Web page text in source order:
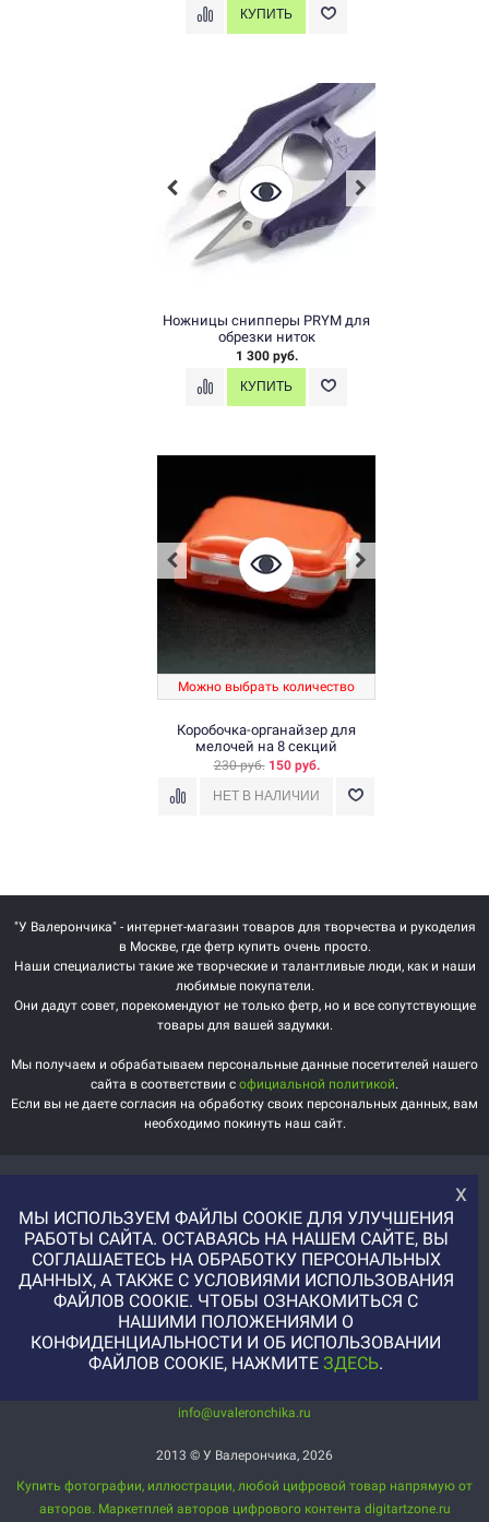
Ножницы снипперы PRYM для
обрезки ниток
1 300 руб.
Можно выбрать количество
Коробочка-органайзер для
мелочей на 8 секций
230 руб. 150 руб.
"У Валерончика" - интернет-магазин товаров для творчества и рукоделия
в Москве, где фетр купить очень просто.
Наши специалисты такие же творческие и талантливые люди, как и наши
любимые покупатели.
Они дадут совет, порекомендуют не только фетр, но и все сопутствующие
товары для вашей задумки.
Мы получаем и обрабатываем персональные данные посетителей нашего
сайта в соответствии с официальной политикой.
Если вы не даете согласия на обработку своих персональных данных, вам
необходимо покинуть наш сайт.
Доставка
Оплата
Помощь
Политика
конфиденциальности
О магазине
Немного о нас!
Отзывы о магазине
Услуга печати на фетре
и вопросы АП
info@uvaleronchika.ru
2013 © У Валерончика, 2026
Купить фотографии, иллюстрации, любой цифровой товар напрямую от
авторов. Маркетплей авторов цифрового контента digitartzone.ru
х
МЫ ИСПОЛЬЗУЕМ ФАЙЛЫ COOKIE ДЛЯ УЛУЧШЕНИЯ
РАБОТЫ САЙТА. ОСТАВАЯСЬ НА НАШЕМ САЙТЕ, ВЫ
СОГЛАШАЕТЕСЬ НА ОБРАБОТКУ ПЕРСОНАЛЬНЫХ
ДАННЫХ, А ТАКЖЕ С УСЛОВИЯМИ ИСПОЛЬЗОВАНИЯ
ФАЙЛОВ COOKIE. ЧТОБЫ ОЗНАКОМИТЬСЯ С
НАШИМИ ПОЛОЖЕНИЯМИ О
КОНФИДЕНЦИАЛЬНОСТИ И ОБ ИСПОЛЬЗОВАНИИ
ФАЙЛОВ COOKIE, НАЖМИТЕЗДЕСЬ.